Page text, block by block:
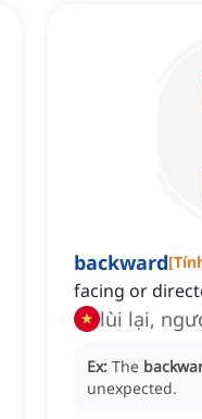
backward[
facing or
lùi lại,
Ex: The
unexpected.